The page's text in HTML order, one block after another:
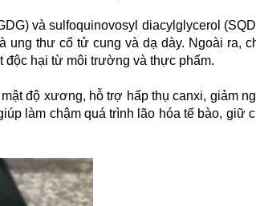
và sulfoquinovosyl diacylglycerol
thư cổ tử cung và dạ dày. Ngoài ra,
độc hại từ môi trường và thực phẩm.
độ xương, hỗ trợ hấp thụ canxi, giảm
làm chậm quá trình lão hóa tế bào, giữ